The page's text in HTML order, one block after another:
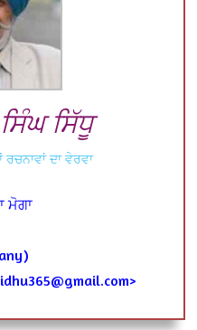
ਸਿੱਧੂ
ਰਚਨਾਵਾਂ ਦਾ ਵੇਰਵਾ
ਮੋਗਾ